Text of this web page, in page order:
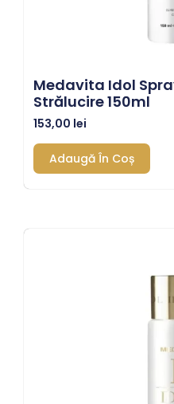
Medavita Idol
Strălucire 150ml
153,00 lei
Adaugă În Coș